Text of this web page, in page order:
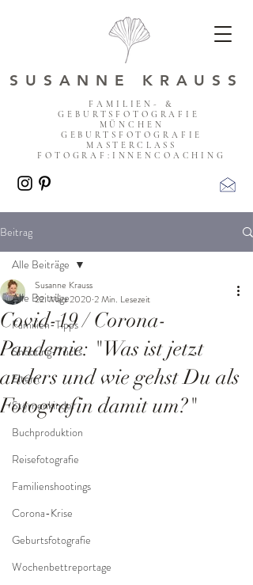
FAMILIEN- &
GEBURTSFOTOGRAFIE
MÜNCHEN
GEBURTSFOTOGRAFIE
MASTERCLASS
FOTOGRAF:INNENCOACHING
SUSANNE KRAUSS
Beitrag
Alle Beiträge
Familien-Tipps
Shooting-Tricks
Eltern
Sternenkinder
Buchproduktion
Reisefotografie
Familienshootings
Corona-Krise
Geburtsfotografie
Wochenbettreportage
Alle Beiträge
Covid-19 / Corona-
Pandemie: "Was ist jetzt
anders und wie gehst Du als
Fotografin damit um?"
Susanne Krauss
22. März 2020 2 Min. Lesezeit